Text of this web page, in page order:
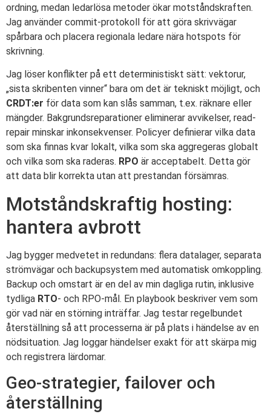
ordning, medan ledarlösa metoder ökar motståndskraften.
Jag använder commit-protokoll för att göra skrivvägar
spårbara och placera regionala ledare nära hotspots för
skrivning.
Jag löser konflikter på ett deterministiskt sätt: vektorur,
„sista skribenten vinner“ bara om det är tekniskt möjligt, och
CRDT:er för data som kan slås samman, t.ex. räknare eller
mängder. Bakgrundsreparationer eliminerar avvikelser, read-
repair minskar inkonsekvenser. Policyer definierar vilka data
som ska finnas kvar lokalt, vilka som ska aggregeras globalt
och vilka som ska raderas. RPO är acceptabelt. Detta gör
att data blir korrekta utan att prestandan försämras.
Motståndskraftig hosting:
hantera avbrott
Jag bygger medvetet in redundans: flera datalager, separata
strömvägar och backupsystem med automatisk omkoppling.
Backup och omstart är en del av min dagliga rutin, inklusive
tydliga RTO- och RPO-mål. En playbook beskriver vem som
gör vad när en störning inträffar. Jag testar regelbundet
återställning så att processerna är på plats i händelse av en
nödsituation. Jag loggar händelser exakt för att skärpa mig
och registrera lärdomar.
Geo-strategier, failover och
återställning